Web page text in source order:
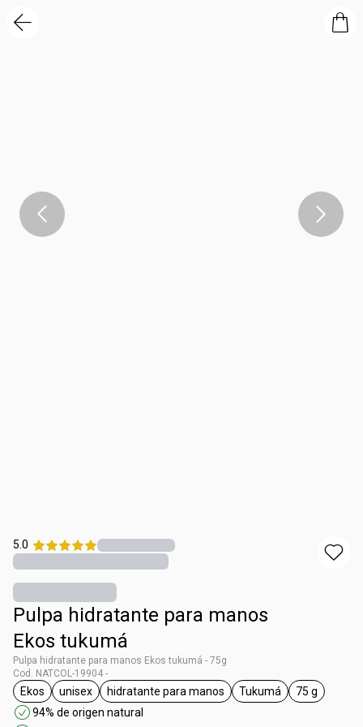
5.0
Pulpa hidratante para manos
Ekos tukumá
Pulpa hidratante para manos Ekos tukumá - 75g
Cod. NATCOL-19904 -
general.tag Ekos
Ekos
general.tag unisex
unisex
general.tag hidratante para manos
hidratante para manos
general.tag Tukumá
Tukumá
75 g
94% de origen natural